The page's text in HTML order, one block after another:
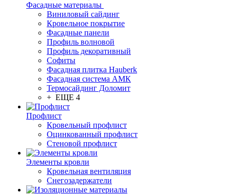
Фасадные материалы
Виниловый сайдинг
Кровельное покрытие
Фасадные панели
Профиль волновой
Профиль декоративный
Софиты
Фасадная плитка Hauberk
Фасадная система АМК
Термосайдинг Доломит
+ ЕЩЕ 4
Профлист
Кровельный профлист
Оцинкованный профлист
Стеновой профлист
Элементы кровли
Кровельная вентиляция
Снегозадержатели